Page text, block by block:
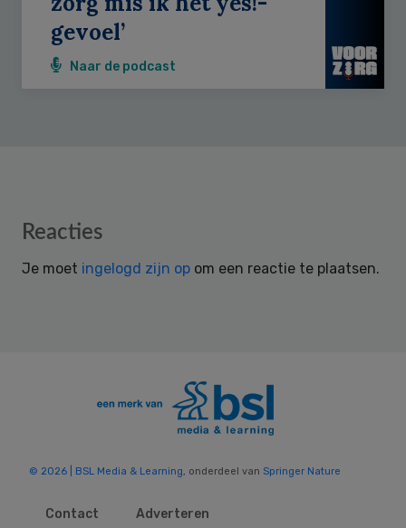
gevoel’
Naar de podcast
Reader
Reacties
Je moet ingelogd zijn op om een reactie te plaatsen.
© 2026 | BSL Media & Learning, onderdeel van Springer Nature
Contact Adverteren